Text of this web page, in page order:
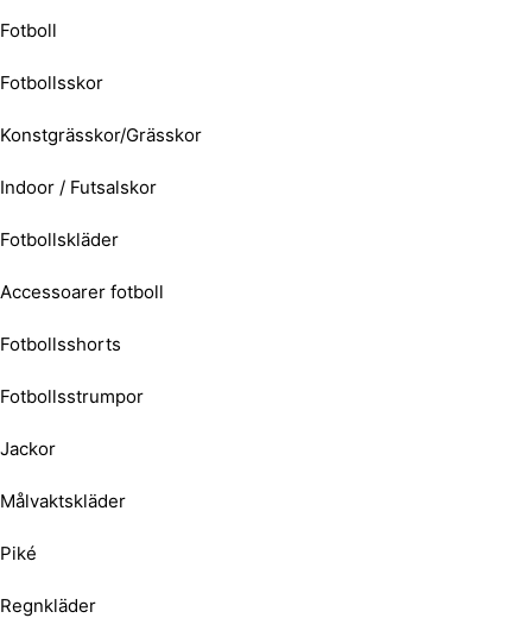
Fotboll
Fotbollsskor
Konstgrässkor/Grässkor
Indoor / Futsalskor
Fotbollskläder
Accessoarer fotboll
Fotbollsshorts
Fotbollsstrumpor
Jackor
Målvaktskläder
Piké
Regnkläder